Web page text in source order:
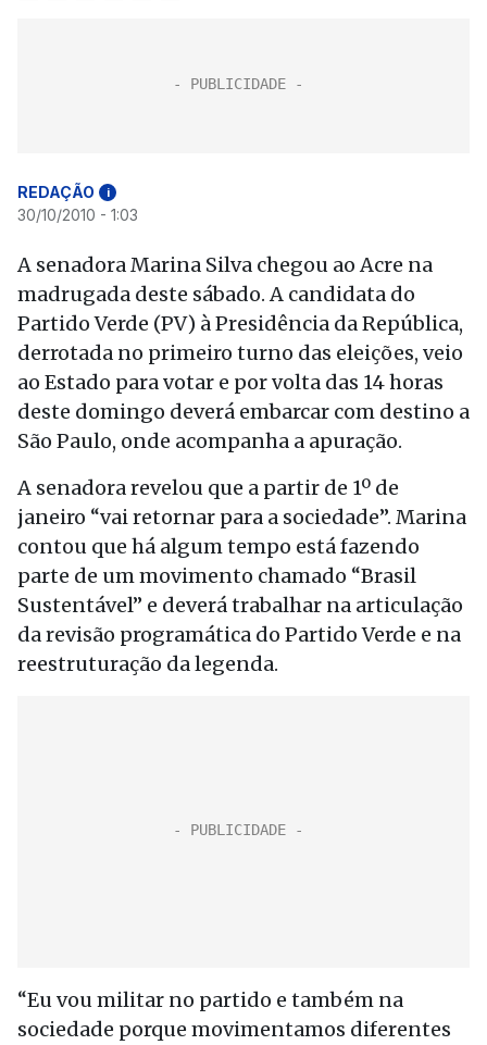
REDAÇÃO i
30/10/2010 - 1:03
A senadora Marina Silva chegou ao Acre na
madrugada deste sábado. A candidata do
Partido Verde (PV) à Presidência da República,
derrotada no primeiro turno das eleições, veio
ao Estado para votar e por volta das 14 horas
deste domingo deverá embarcar com destino a
São Paulo, onde acompanha a apuração.
A senadora revelou que a partir de 1º de
janeiro “vai retornar para a sociedade”. Marina
contou que há algum tempo está fazendo
parte de um movimento chamado “Brasil
Sustentável” e deverá trabalhar na articulação
da revisão programática do Partido Verde e na
reestruturação da legenda.
“Eu vou militar no partido e também na
sociedade porque movimentamos diferentes